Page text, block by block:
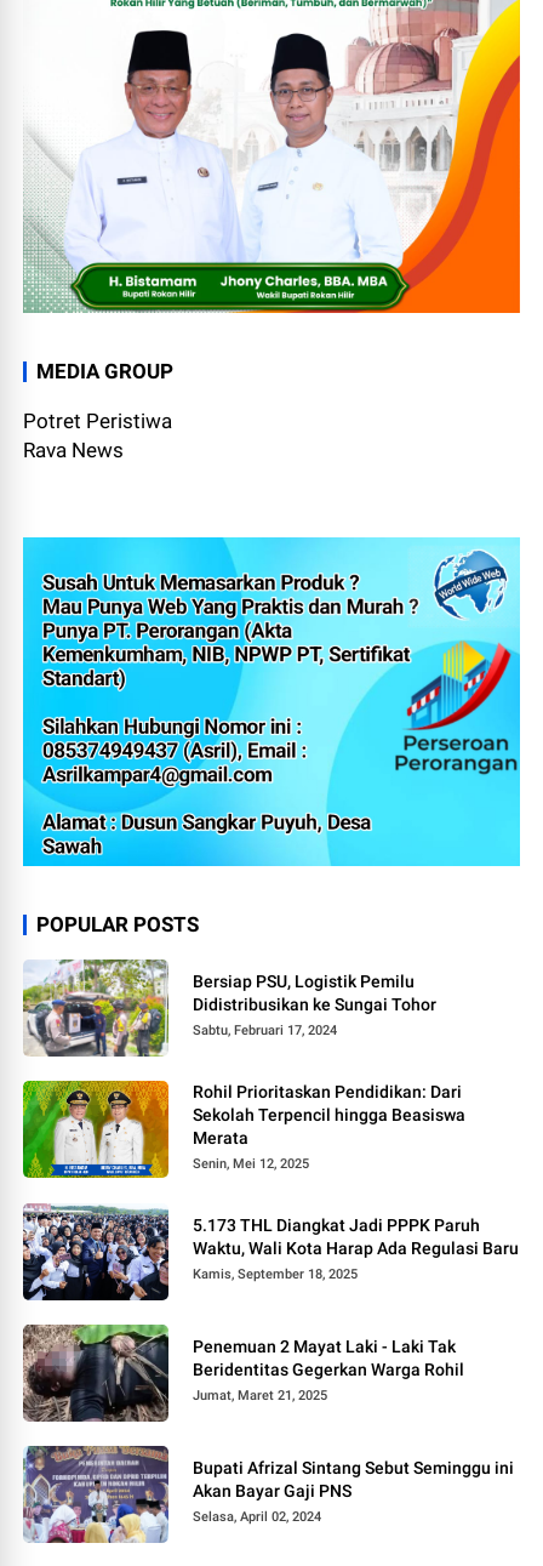
MEDIA GROUP
Potret Peristiwa
Rava News
POPULAR POSTS
Bersiap PSU, Logistik Pemilu
Didistribusikan ke Sungai Tohor
Sabtu, Februari 17, 2024
Rohil Prioritaskan Pendidikan: Dari
Sekolah Terpencil hingga Beasiswa
Merata
Senin, Mei 12, 2025
5.173 THL Diangkat Jadi PPPK Paruh
Waktu, Wali Kota Harap Ada Regulasi Baru
Kamis, September 18, 2025
Penemuan 2 Mayat Laki - Laki Tak
Beridentitas Gegerkan Warga Rohil
Jumat, Maret 21, 2025
Bupati Afrizal Sintang Sebut Seminggu ini
Akan Bayar Gaji PNS
Selasa, April 02, 2024